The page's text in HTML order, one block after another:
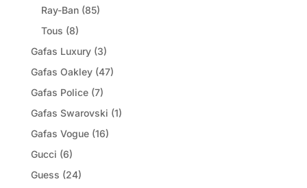
Ray-Ban (85)
Tous (8)
Gafas Luxury (3)
Gafas Oakley (47)
Gafas Police (7)
Gafas Swarovski (1)
Gafas Vogue (16)
Gucci (6)
Guess (24)